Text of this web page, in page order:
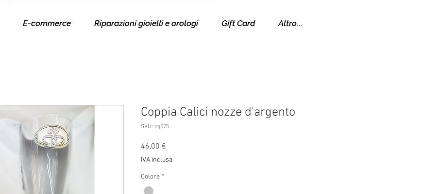
E-commerce Riparazioni gioielli e orologi Gift Card Altro...
Coppia Calici nozze d'argento
SKU: cq525
46,00 €
IVA inclusa
Colore *